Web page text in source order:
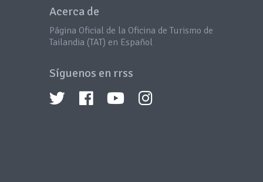
Acerca de
Página Oficial de la Oficina de Turismo de
Tailandia (TAT) en Español
Síguenos en rrss